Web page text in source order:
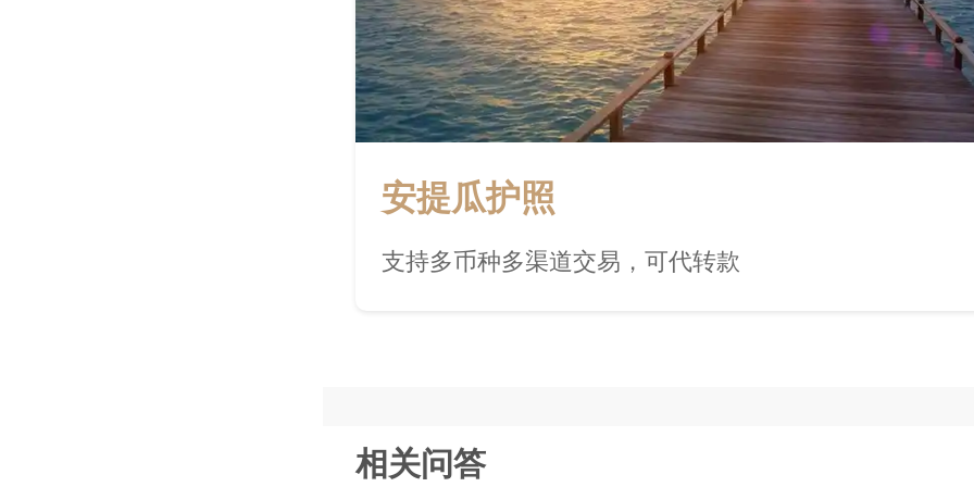
安提瓜护照
支持多币种多渠道交易，可代转款
相关问答